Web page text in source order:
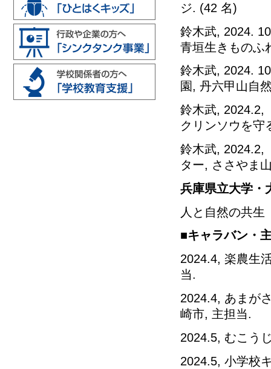
ジ. (42 名)
鈴木武, 2024.
青垣生きものふ
鈴木武, 2024.
園, 丹六甲山自
鈴木武, 2024.2,
クリンソウを守
鈴木武, 2024.2,
ター, ささやま
兵庫県立大学・
人と自然の共生
■キャラバン・
2024.4, 楽農生
当.
2024.4, あまが
崎市, 主担当.
2024.5, むこう
2024.5, 小学校